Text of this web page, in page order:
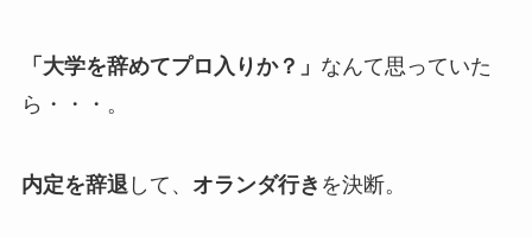
「大学を辞めてプロ入りか？」 なんて思っていた
ら・・・。
内定を辞退して、 オランダ行き を決断。